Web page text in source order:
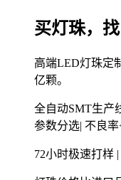
买灯珠，
高端LED灯珠定
亿颗。
全自动SMT生产
参数分选| 不良率
72小时极速打样